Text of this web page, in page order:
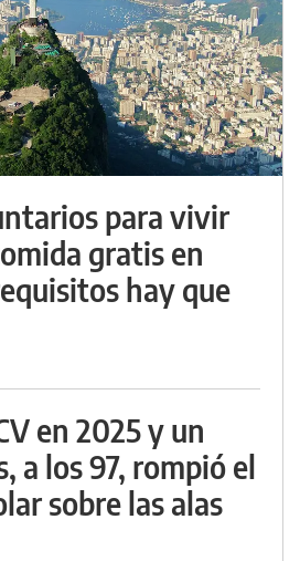
para vivir
gratis en
hay que
en 2025 y un
a los 97, rompió el
sobre las alas